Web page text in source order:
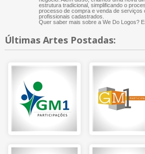
estrutura tradicional, simplificando o
processo de compra e venda de serviços
profissionais cadastrados.
Quer saber mais sobre a We Do Logos?
Últimas Artes Postadas: